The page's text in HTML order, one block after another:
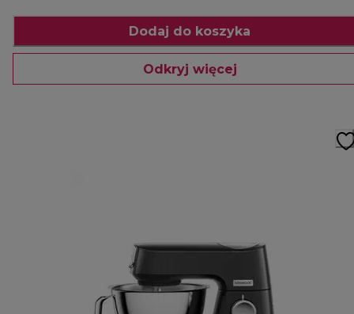
Dodaj do koszyka
Odkryj więcej